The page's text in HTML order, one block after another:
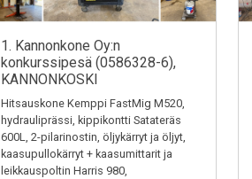
1. Kannonkone Oy:n
konkurssipesä (0586328-6),
KANNONKOSKI
Hitsauskone Kemppi FastMig M520,
hydrauliprässi, kippikontti Satateräs
600L, 2-pilarinostin, öljykärryt ja öljyt,
kaasupullokärryt + kaasumittarit ja
leikkauspoltin Harris 980,